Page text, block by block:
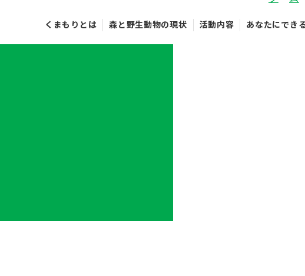
くまもりとは 森と野生動物の現状 活動内容 あなたにでき